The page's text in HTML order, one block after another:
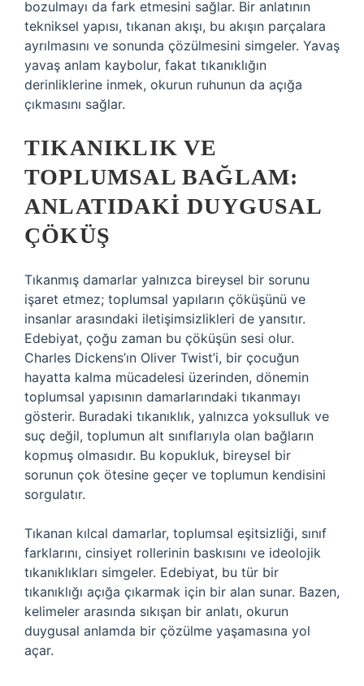
bozulmayı da fark etmesini sağlar. Bir anlatının
tekniksel yapısı, tıkanan akışı, bu akışın parçalara
ayrılmasını ve sonunda çözülmesini simgeler. Yavaş
yavaş anlam kaybolur, fakat tıkanıklığın
derinliklerine inmek, okurun ruhunun da açığa
çıkmasını sağlar.
TIKANIKLIK VE
TOPLUMSAL BAĞLAM:
ANLATIDAKI DUYGUSAL
ÇÖKÜŞ
Tıkanmış damarlar yalnızca bireysel bir sorunu
işaret etmez; toplumsal yapıların çöküşünü ve
insanlar arasındaki iletişimsizlikleri de yansıtır.
Edebiyat, çoğu zaman bu çöküşün sesi olur.
Charles Dickens’ın Oliver Twist’i, bir çocuğun
hayatta kalma mücadelesi üzerinden, dönemin
toplumsal yapısının damarlarındaki tıkanmayı
gösterir. Buradaki tıkanıklık, yalnızca yoksulluk ve
suç değil, toplumun alt sınıflarıyla olan bağların
kopmuş olmasıdır. Bu kopukluk, bireysel bir
sorunun çok ötesine geçer ve toplumun kendisini
sorgulatır.
Tıkanan kılcal damarlar, toplumsal eşitsizliği, sınıf
farklarını, cinsiyet rollerinin baskısını ve ideolojik
tıkanıklıkları simgeler. Edebiyat, bu tür bir
tıkanıklığı açığa çıkarmak için bir alan sunar. Bazen,
kelimeler arasında sıkışan bir anlatı, okurun
duygusal anlamda bir çözülme yaşamasına yol
açar.